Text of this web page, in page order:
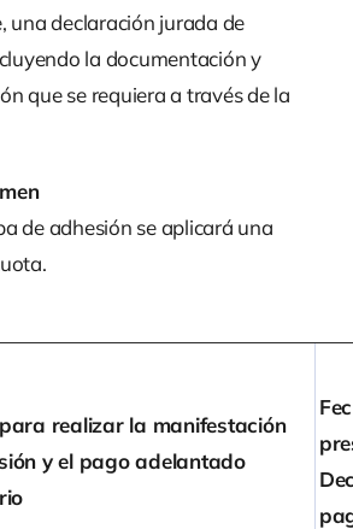
una declaración jurada de
la documentación y
que se requiera a través de la
de adhesión se aplicará una
realizar la manifestación
y el pago adelantado